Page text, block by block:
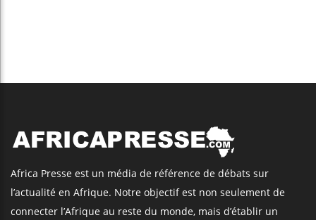
Africa Presse est un média de référence de débats sur
l’actualité en Afrique. Notre objectif est non seulement de
connecter l’Afrique au reste du monde, mais d’établir un